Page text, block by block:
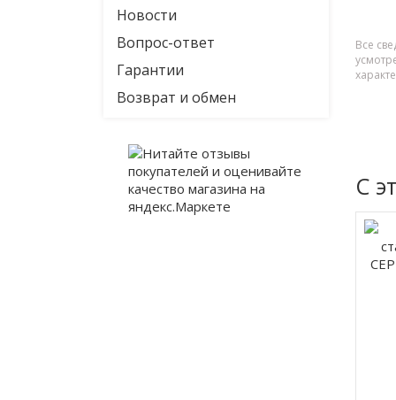
Новости
Вопрос-ответ
Гарантии
Возврат и обмен
Все
С